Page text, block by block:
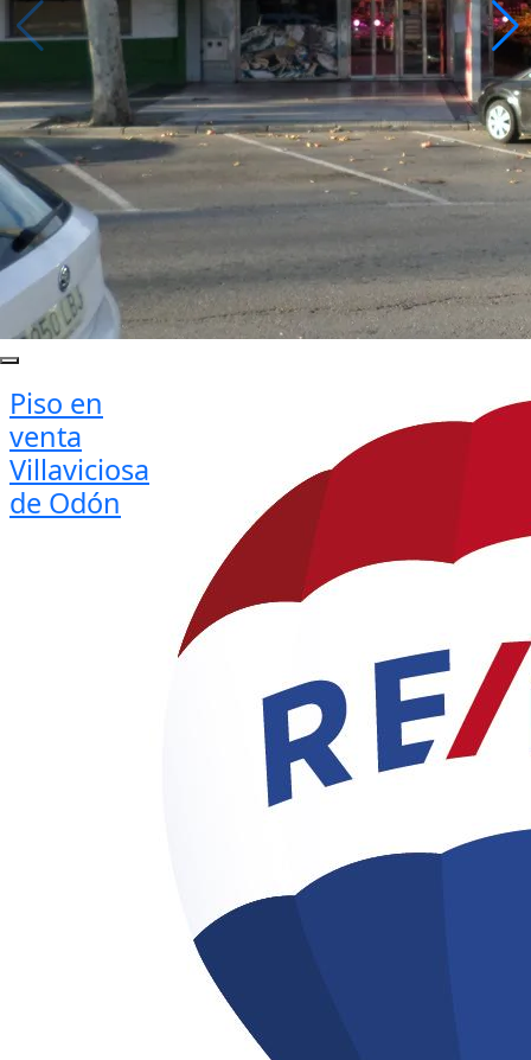
Piso en
venta
Villaviciosa
de Odón